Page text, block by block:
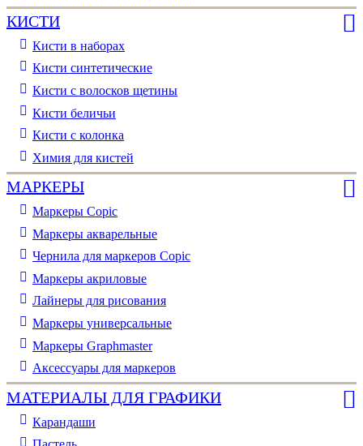
КИСТИ
Кисти в наборах
Кисти синтетические
Кисти с волосков щетины
Кисти беличьи
Кисти с колонка
Химия для кистей
МАРКЕРЫ
Маркеры Copic
Маркеры акварельные
Чернила для маркеров Copic
Маркеры акриловые
Лайнеры для рисования
Маркеры универсальные
Маркеры Graphmaster
Аксессуары для маркеров
МАТЕРИАЛЫ ДЛЯ ГРАФИКИ
Карандаши